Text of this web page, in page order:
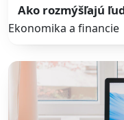
Ako rozmýšľajú
Ekonomika a financie